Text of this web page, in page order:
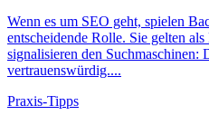
Wenn es um SEO geht, spielen
entscheidende Rolle. Sie gelten
signalisieren den Suchmaschinen:
vertrauenswürdig....
Praxis-Tipps